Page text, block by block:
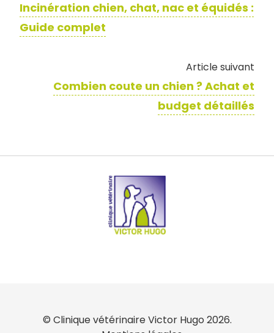
Incinération chien, chat, nac et équidés :
Guide complet
Article suivant
Combien coute un chien ? Achat et
budget détaillés
© Clinique vétérinaire Victor Hugo 2026.